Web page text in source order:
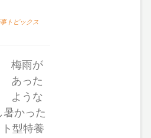
トピックス
梅雨が
あった
ような
暑かった
型特養